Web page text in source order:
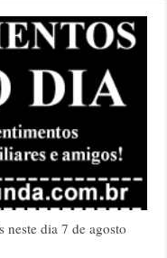
neste dia 7 de agosto